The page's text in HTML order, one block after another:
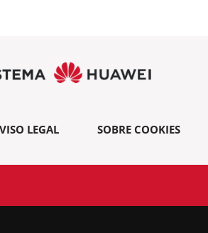
LEGAL SOBRE COOKIES